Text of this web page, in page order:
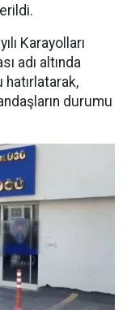
Karayolları
adı altında
hatırlatarak,
durumu